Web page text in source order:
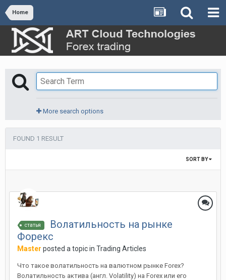
Home
More search options
FOUND 1 RESULT
SORT BY
статья
Волатильность на рынке
Форекс
Master posted a topic in Trading Articles
Что такое волатильность на валютном рынке Forex?
Волатильность актива (англ. Volatility) на Forex или его